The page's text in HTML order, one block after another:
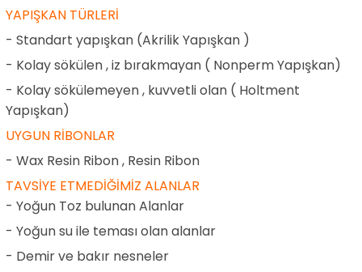
YAPIŞKAN TÜRLERİ
- Standart yapışkan (Akrilik Yapışkan )
- Kolay sökülen , iz bırakmayan ( Nonperm Yapışkan)
- Kolay sökülemeyen , kuvvetli olan ( Holtment
Yapışkan)
UYGUN RİBONLAR
- Wax Resin Ribon , Resin Ribon
TAVSİYE ETMEDİĞİMİZ ALANLAR
- Yoğun Toz bulunan Alanlar
- Yoğun su ile teması olan alanlar
- Demir ve bakır nesneler